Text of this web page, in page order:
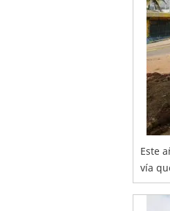
Este
vía